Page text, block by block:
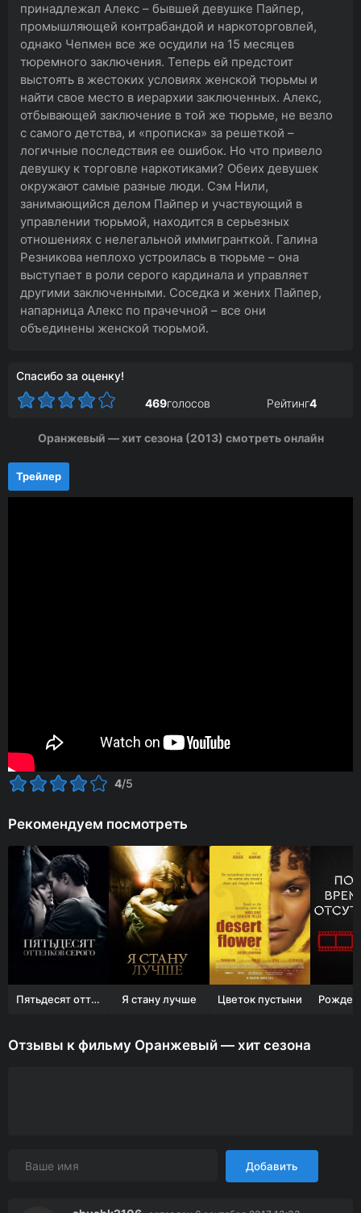
принадлежал Алекс – бывшей девушке Пайпер,
промышляющей контрабандой и наркоторговлей,
однако Чепмен все же осудили на 15 месяцев
тюремного заключения. Теперь ей предстоит
выстоять в жестоких условиях женской тюрьмы и
найти свое место в иерархии заключенных. Алекс,
отбывающей заключение в той же тюрьме, не везло
с самого детства, и «прописка» за решеткой –
логичные последствия ее ошибок. Но что привело
девушку к торговле наркотиками? Обеих девушек
окружают самые разные люди. Сэм Нили,
занимающийся делом Пайпер и участвующий в
управлении тюрьмой, находится в серьезных
отношениях с нелегальной иммигранткой. Галина
Резникова неплохо устроилась в тюрьме – она
выступает в роли серого кардинала и управляет
другими заключенными. Соседка и жених Пайпер,
напарница Алекс по прачечной – все они
объединены женской тюрьмой.
Спасибо за оценку!
469голосов Рейтинг4
Оранжевый — хит сезона (2013) смотреть онлайн
Трейлер
4/5
Рекомендуем посмотреть
Пятьдесят оттенков серого Я стану лучше Цветок пустыни
Отзывы к фильму Оранжевый — хит сезона
Добавить